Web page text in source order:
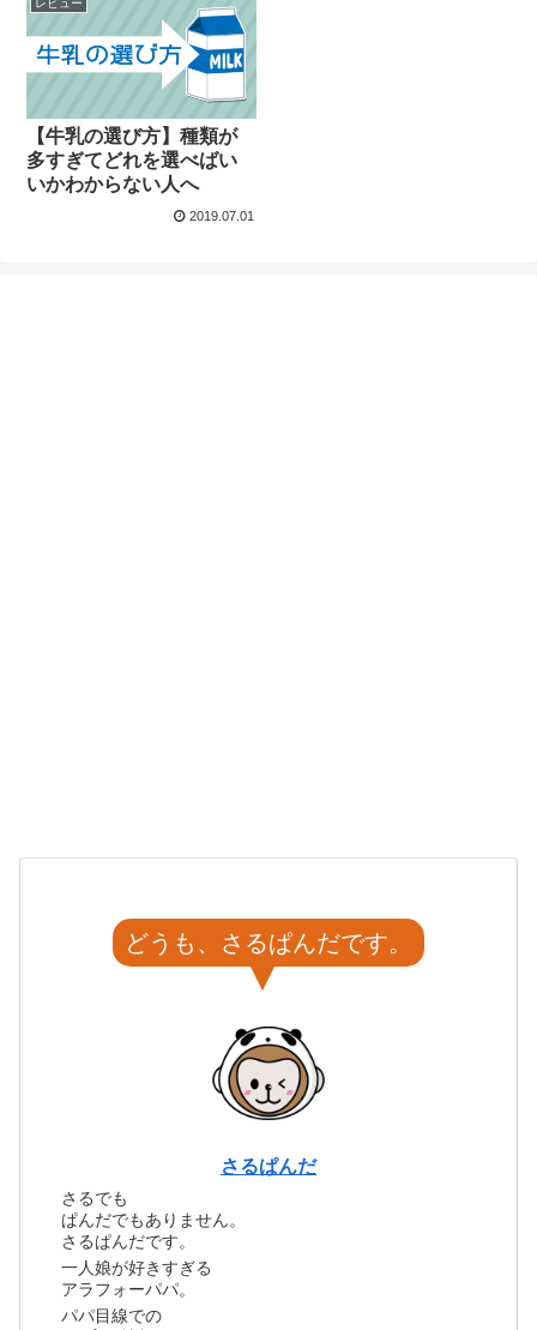
レビュー
【牛乳の選び方】種類が
多すぎてどれを選べばい
いかわからない人へ
2019.07.01
どうも、さるぱんだです。
さるぱんだ
さるでも
ぱんだでもありません。
さるぱんだです。
一人娘が好きすぎる
アラフォーパパ。
パパ目線での